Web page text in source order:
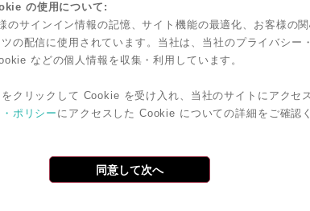
の知見を、もう一歩深めることができる内容にな
ただくことをおすすめいたします。
ツールやシステム設計に関するお問い合わせは、
の使用について:
のサインイン情報の記憶、サイト機能の最適化、お客様の
の配信に使用されています。当社は、当社のプライバシー
などの個人情報を収集・利用しています。
をクリックして Cookie を受け入れ、当社のサイトにアクセ
ポリシーにアクセスした Cookie についての詳細をご確認
同意して次へ